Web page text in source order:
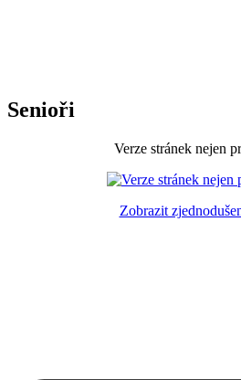
Senioři
Verze stránek nejen
Zobrazit